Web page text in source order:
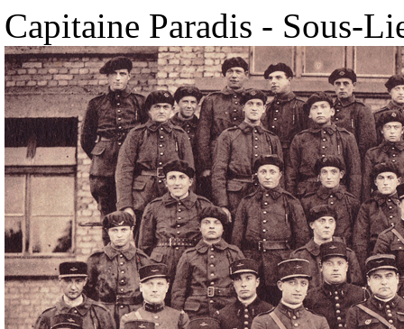
Capitaine Paradis - Sous-